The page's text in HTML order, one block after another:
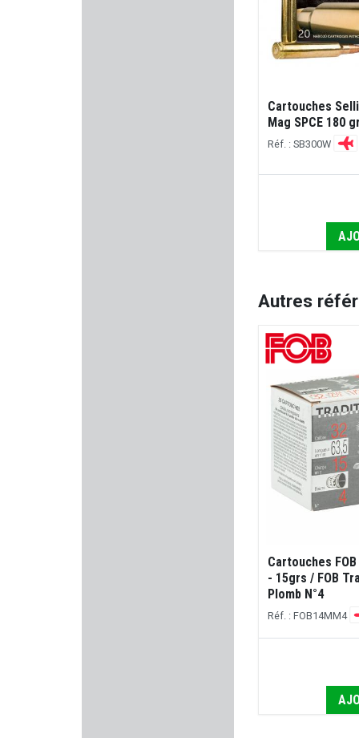
Cartouches
Mag SPCE 180
Réf. : SB300W
Autres
Cartouches
- 15grs / FOB
Plomb N°4
Réf. : FOB14MM4